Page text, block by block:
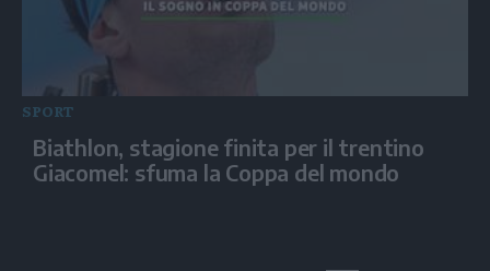
SPORT
Biathlon, stagione finita per il trentino
Giacomel: sfuma la Coppa del mondo